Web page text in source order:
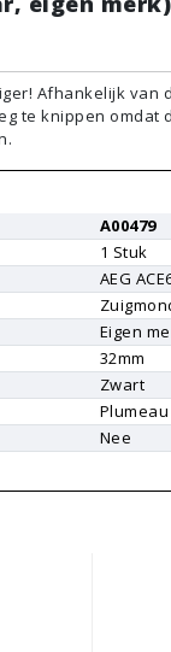
Afhankelijk van
te knippen omdat
A00479
1 Stuk
AEG
Eigen
32mm
Zwart
Plumeau
Nee